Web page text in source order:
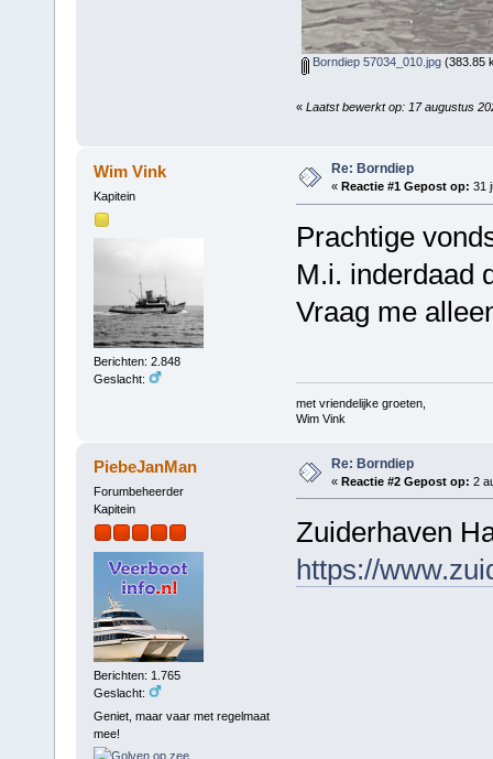
Borndiep 57034_010.jpg(383.85
« Laatst bewerkt op: 17 augustus
Wim Vink
Kapitein
Berichten: 2.848
Geslacht:
Re: Borndiep
« Reactie #1 Gepost op: 31
Prachtige
M.i. inderdaad
Vraag me
met vriendelijke groeten,
Wim Vink
PiebeJanMan
Forumbeheerder
Kapitein
Berichten: 1.765
Geslacht:
Geniet, maar vaar met regelmaat
mee!
Re: Borndiep
« Reactie #2 Gepost op: 2
Zuiderhaven
https://